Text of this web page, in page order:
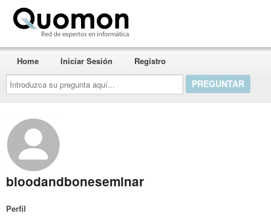
Introduzca
su
pregunta
aquí...
Home Iniciar Sesión Registro
bloodandboneseminar
Perfil